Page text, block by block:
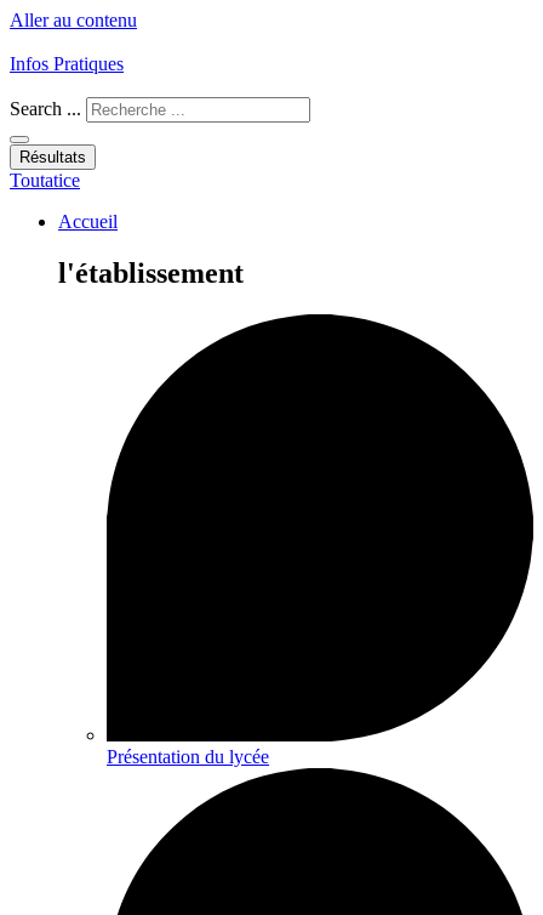
Aller au contenu
Infos Pratiques
Search ...
Résultats
Toutatice
Accueil
l'établissement
Présentation du lycée